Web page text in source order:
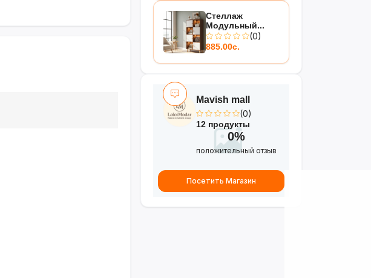
Стеллаж
Модульный...
(0)
885.00с.
Mavish mall
(0)
12 продукты
0%
положительный отзыв
Посетить Магазин